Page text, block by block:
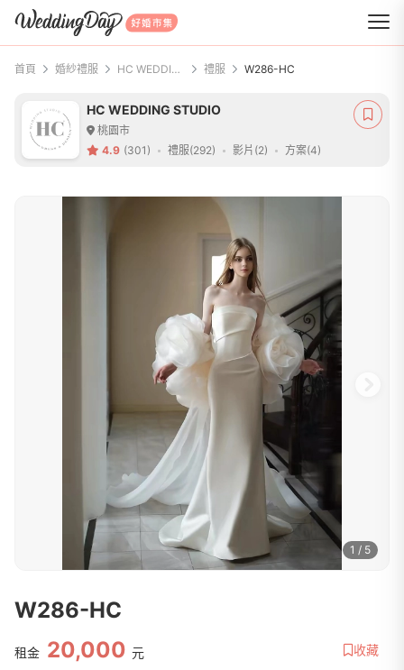
WeddingDay 好婚市集
首頁 婚紗禮服 HC WEDDING STUDIO 禮服 W286-HC
HC WEDDING STUDIO
桃園市
4.9 (301) 禮服(292) 影片(2) 方案(4)
1 / 5
W286-HC
租金 20,000 元 收藏